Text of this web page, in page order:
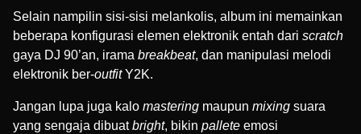
Selain nampilin sisi-sisi melankolis, album ini memainkan
beberapa konfigurasi elemen elektronik entah dari scratch
gaya DJ 90’an, irama breakbeat, dan manipulasi melodi
elektronik ber-outfitY2K.
Jangan lupa juga kalo mastering maupun mixing suara
yang sengaja dibuatbright, bikin pallete emosi